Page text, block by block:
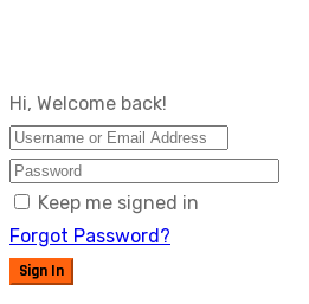
Hi, Welcome back!
Keep me signed in
Forgot Password?
Sign In